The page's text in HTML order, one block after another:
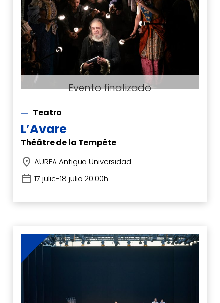
Teatro
L’Avare
Théâtre de la Tempête
AUREA Antigua Universidad
17 julio-18 julio 20.00h